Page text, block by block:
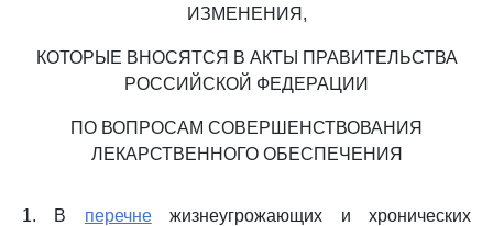
ИЗМЕНЕНИЯ,
КОТОРЫЕ ВНОСЯТСЯ В АКТЫ ПРАВИТЕЛЬСТВА
РОССИЙСКОЙ ФЕДЕРАЦИИ
ПО ВОПРОСАМ СОВЕРШЕНСТВОВАНИЯ
ЛЕКАРСТВЕННОГО ОБЕСПЕЧЕНИЯ
1. В перечнежизнеугрожающих и хронических